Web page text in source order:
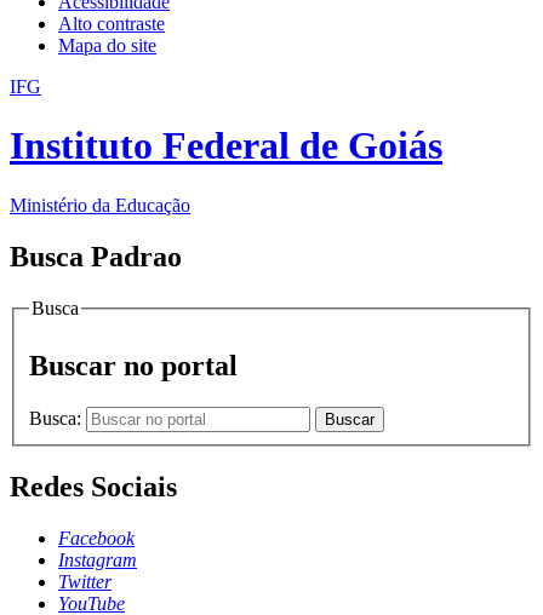
Alto contraste
Mapa do site
IFG
Instituto Federal de Goiás
Ministério da Educação
Busca Padrao
Busca
Buscar no portal
Busca: Buscar
Redes Sociais
Facebook
Instagram
Twitter
YouTube